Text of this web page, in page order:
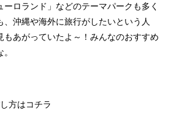
ーロランド」などのテーマパークも多く
沖縄や海外に旅行がしたいという人
もあがっていたよ～！みんなのおすすめ
方はコチラ